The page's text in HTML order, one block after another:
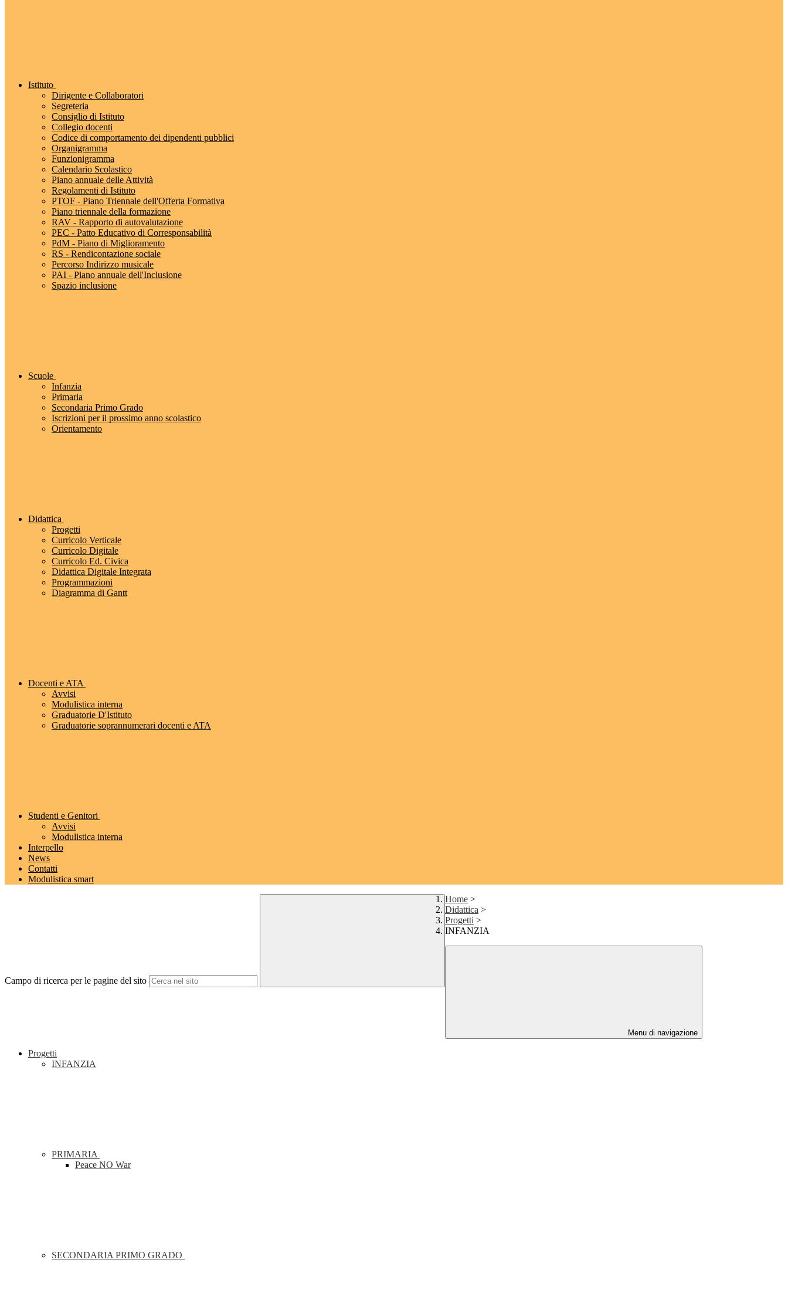
Istituto
Dirigente e Collaboratori
Segreteria
Consiglio di Istituto
Collegio docenti
Codice di comportamento dei dipendenti pubblici
Organigramma
Funzionigramma
Calendario Scolastico
Piano annuale delle Attività
Regolamenti di Istituto
PTOF - Piano Triennale dell'Offerta Formativa
Piano triennale della formazione
RAV - Rapporto di autovalutazione
PEC - Patto Educativo di Corresponsabilità
PdM - Piano di Miglioramento
RS - Rendicontazione sociale
Percorso Indirizzo musicale
PAI - Piano annuale dell'Inclusione
Spazio inclusione
Scuole
Infanzia
Primaria
Secondaria Primo Grado
Iscrizioni per il prossimo anno scolastico
Orientamento
Didattica
Progetti
Curricolo Verticale
Curricolo Digitale
Curricolo Ed. Civica
Didattica Digitale Integrata
Programmazioni
Diagramma di Gantt
Docenti e ATA
Avvisi
Modulistica interna
Graduatorie D'Istituto
Graduatorie soprannumerari docenti e ATA
Studenti e Genitori
Avvisi
Modulistica interna
Interpello
News
Contatti
Modulistica smart
Campo di ricerca per le pagine del sito
Home >
Didattica >
Progetti >
INFANZIA
Menu di navigazione
Progetti
INFANZIA
PRIMARIA
Peace NO War
SECONDARIA PRIMO GRADO